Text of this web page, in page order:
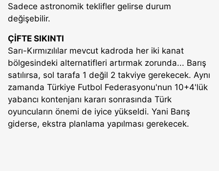
Sadece astronomik teklifler gelirse durum
değişebilir.
ÇİFTE SIKINTI
Sarı-Kırmızılılar mevcut kadroda her iki kanat
bölgesindeki alternatifleri artırmak zorunda... Barış
satılırsa, sol tarafa 1 değil 2 takviye gerekecek. Aynı
zamanda Türkiye Futbol Federasyonu'nun 10+4'lük
yabancı kontenjanı kararı sonrasında Türk
oyuncuların önemi de iyice yükseldi. Yani Barış
giderse, ekstra planlama yapılması gerekecek.